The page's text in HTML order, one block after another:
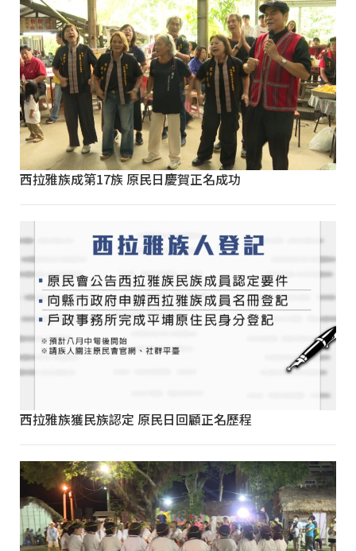
西拉雅族成第17族 原民日慶賀正名成功
西拉雅族獲民族認定 原民日回顧正名歷程